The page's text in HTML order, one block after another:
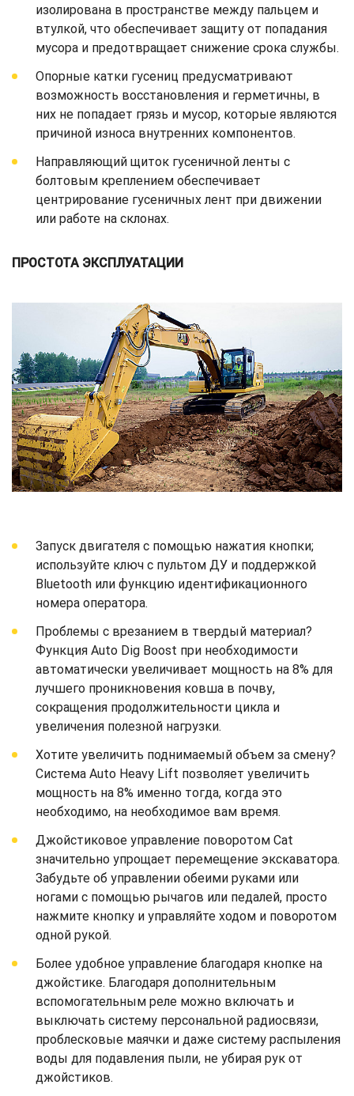
изолирована в пространстве между пальцем и
втулкой, что обеспечивает защиту от попадания
мусора и предотвращает снижение срока службы.
Опорные катки гусениц предусматривают
возможность восстановления и герметичны, в
них не попадает грязь и мусор, которые являются
причиной износа внутренних компонентов.
Направляющий щиток гусеничной ленты с
болтовым креплением обеспечивает
центрирование гусеничных лент при движении
или работе на склонах.
ПРОСТОТА ЭКСПЛУАТАЦИИ
Запуск двигателя с помощью нажатия кнопки;
используйте ключ с пультом ДУ и поддержкой
Bluetooth или функцию идентификационного
номера оператора.
Проблемы с врезанием в твердый материал?
Функция Auto Dig Boost при необходимости
автоматически увеличивает мощность на 8% для
лучшего проникновения ковша в почву,
сокращения продолжительности цикла и
увеличения полезной нагрузки.
Хотите увеличить поднимаемый объем за смену?
Система Auto Heavy Lift позволяет увеличить
мощность на 8% именно тогда, когда это
необходимо, на необходимое вам время.
Джойстиковое управление поворотом Cat
значительно упрощает перемещение экскаватора.
Забудьте об управлении обеими руками или
ногами с помощью рычагов или педалей, просто
нажмите кнопку и управляйте ходом и поворотом
одной рукой.
Более удобное управление благодаря кнопке на
джойстике. Благодаря дополнительным
вспомогательным реле можно включать и
выключать систему персональной радиосвязи,
проблесковые маячки и даже систему распыления
воды для подавления пыли, не убирая рук от
джойстиков.